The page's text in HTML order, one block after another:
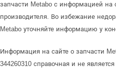
запчасти Metabo с информацией
производителя. Во избежание
Metabo уточняйте информацию у
Информация на сайте о запчасти
344260310 справочная и не